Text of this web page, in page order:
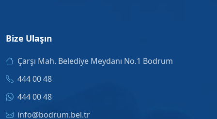
Bize Ulaşın
Çarşı Mah. Belediye Meydanı No.1 Bodrum
444 00 48
444 00 48
info@bodrum.bel.tr